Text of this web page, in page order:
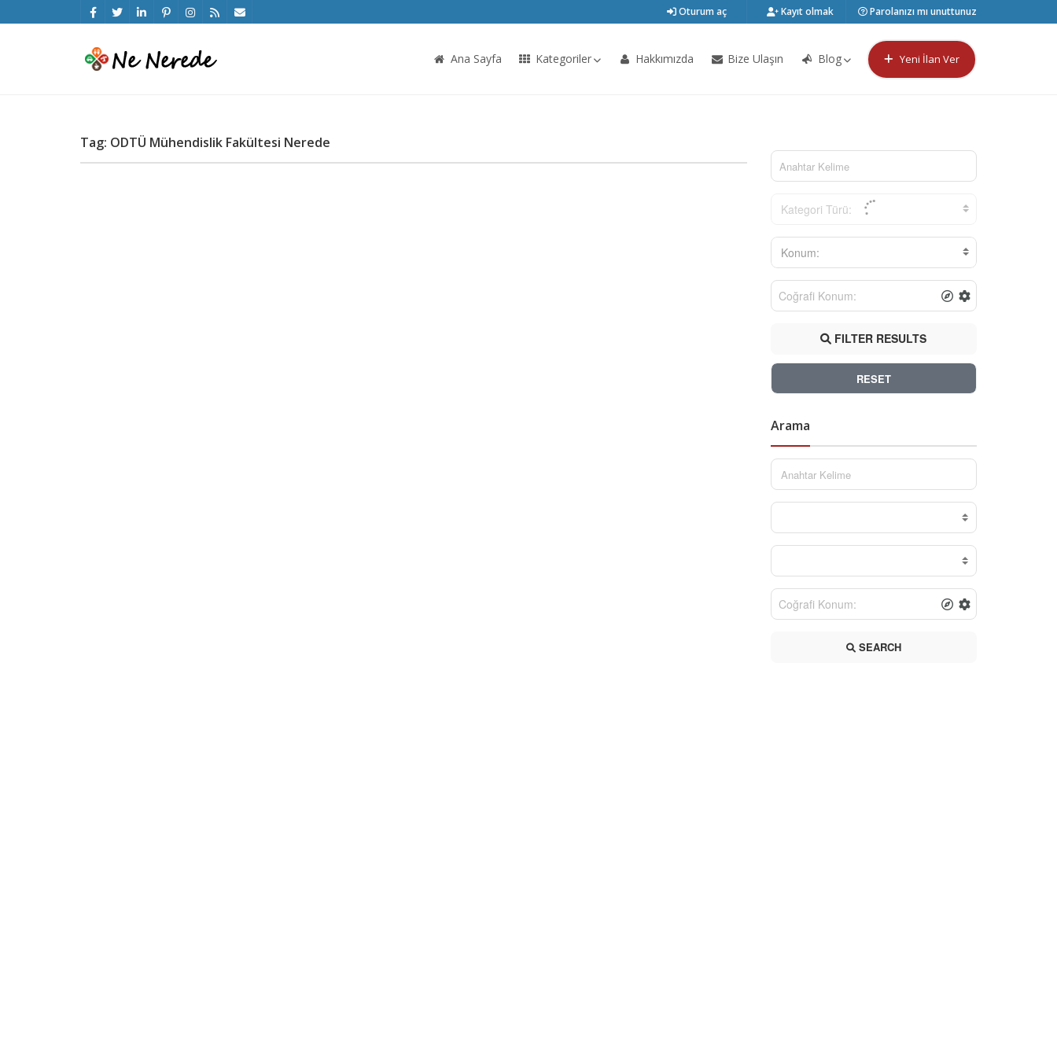
Oturum aç Kayıt olmak Parolanızı mı unuttunuz
Ana Sayfa Kategoriler Hakkımızda Bize Ulaşın Blog Yeni İlan Ver
Tag: ODTÜ Mühendislik Fakültesi Nerede
Kategori Türü:
Konum:
FILTER RESULTS
RESET
Arama
SEARCH